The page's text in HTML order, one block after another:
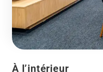
À l’intérieur